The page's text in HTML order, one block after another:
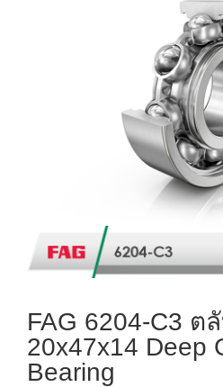
FAG 6204-C3
20x47x14 Deep
Bearing